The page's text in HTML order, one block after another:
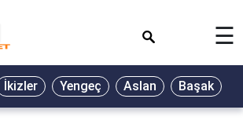
☰
İkizler Yengeç Aslan Başak